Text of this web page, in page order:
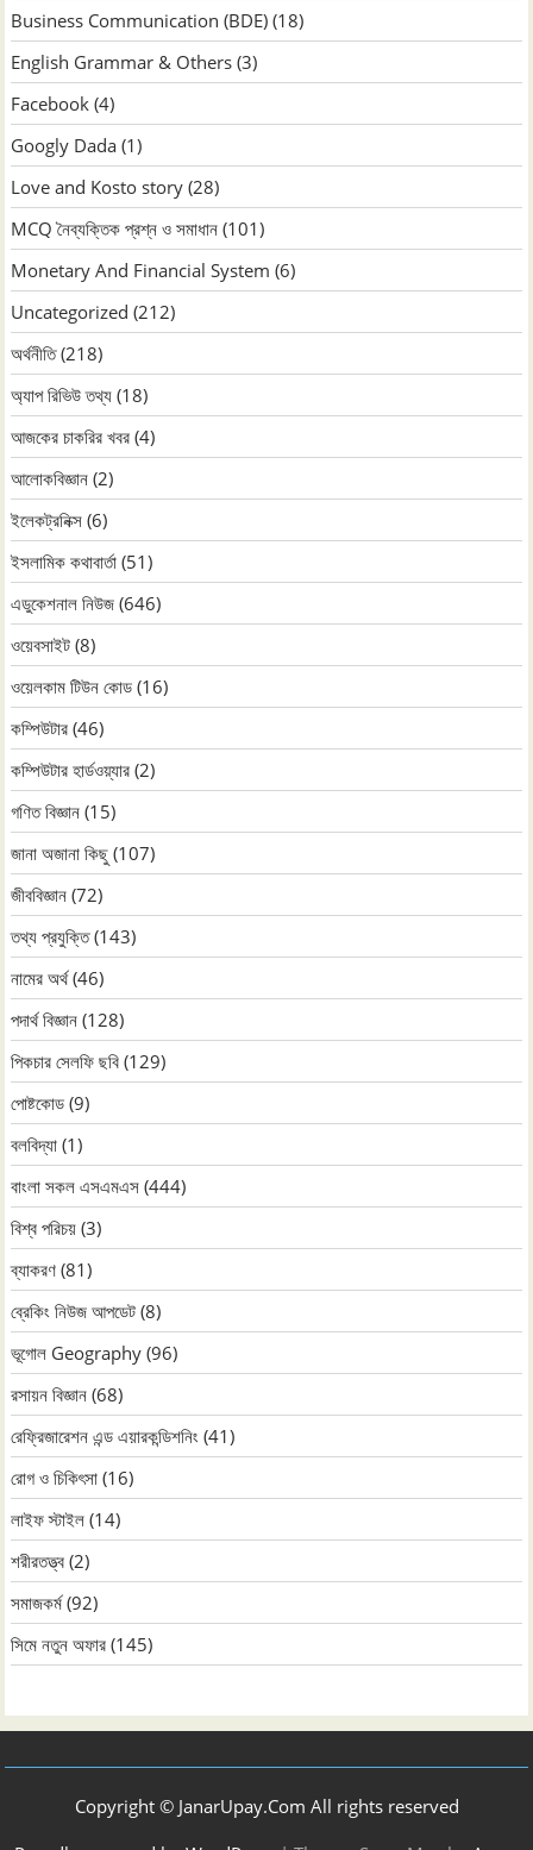
Business Communication (BDE) (18)
English Grammar & Others (3)
Facebook (4)
Googly Dada (1)
Love and Kosto story (28)
MCQ নৈব্যক্তিক প্রশ্ন ও সমাধান (101)
Monetary And Financial System (6)
Uncategorized (212)
অর্থনীতি(218)
অ্যাপ রিভিউ তথ্য (18)
আজকের চাকরির খবর (4)
আলোকবিজ্ঞান (2)
ইলেকট্রনিক্স (6)
ইসলামিক কথাবার্তা (51)
এডুকেশনাল নিউজ (646)
ওয়েবসাইট (8)
ওয়েলকাম টিউন কোড (16)
কম্পিউটার (46)
কম্পিউটার হার্ডওয়্যার (2)
গণিত বিজ্ঞান (15)
জানা অজানা কিছু (107)
জীববিজ্ঞান (72)
তথ্য প্রযুক্তি(143)
নামের অর্থ(46)
পদার্থ বিজ্ঞান (128)
পিকচার সেলফি ছবি (129)
পোষ্টকোড (9)
বলবিদ্যা (1)
বাংলা সকল এসএমএস (444)
বিশ্ব পরিচয় (3)
ব্যাকরণ (81)
ব্রেকিং নিউজ আপডেট (8)
ভূগোল Geography (96)
রসায়ন বিজ্ঞান (68)
রেফ্রিজারেশন এন্ড এয়ারকন্ডিশনিং (41)
রোগ ও চিকিৎসা (16)
লাইফ স্টাইল (14)
শরীরতত্ত্ব (2)
সমাজকর্ম(92)
সিমে নতুন ‍অফার (145)
Copyright © JanarUpay.Com All rights reserved